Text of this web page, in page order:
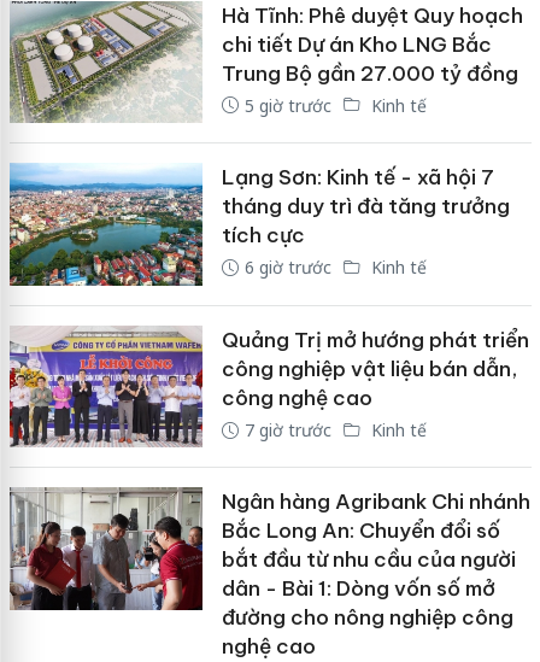
Hà Tĩnh: Phê duyệt Quy hoạch
chi tiết Dự án Kho LNG Bắc
Trung Bộ gần 27.000 tỷ đồng
5 giờ trước Kinh tế
Lạng Sơn: Kinh tế - xã hội 7
tháng duy trì đà tăng trưởng
tích cực
6 giờ trước Kinh tế
Quảng Trị mở hướng phát triển
công nghiệp vật liệu bán dẫn,
công nghệ cao
7 giờ trước Kinh tế
Ngân hàng Agribank Chi nhánh
Bắc Long An: Chuyển đổi số
bắt đầu từ nhu cầu của người
dân - Bài 1: Dòng vốn số mở
đường cho nông nghiệp công
nghệ cao